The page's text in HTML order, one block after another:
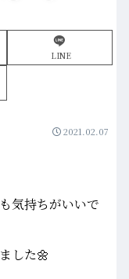
LINE
2021.02.07
気持ちがいいで
した🌼